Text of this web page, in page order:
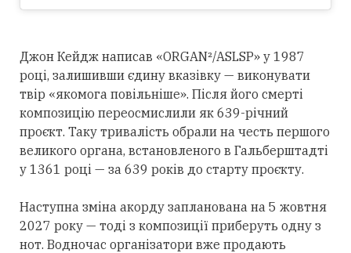
Джон Кейдж написав «ORGAN²/ASLSP» у 1987
році, залишивши єдину вказівку — виконувати
твір «якомога повільніше». Після його смерті
композицію переосмислили як 639-річний
проєкт. Таку тривалість обрали на честь першого
великого органа, встановленого в Гальберштадті
у 1361 році — за 639 років до старту проєкту.
Наступна зміна акорду запланована на 5 жовтня
2027 року — тоді з композиції приберуть одну з
нот. Водночас організатори вже продають